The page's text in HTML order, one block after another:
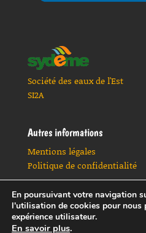
Société des eaux de l'Est
SI2A
Autres informations
Mentions légales
Politique de confidentialité
En poursuivant votre navigation
l'utilisation de cookies pour nous
expérience utilisateur.
En savoir plus.